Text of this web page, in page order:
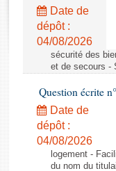
Rapports législatifs
Rapports sur
Baromètre de
Dossiers législatifs
Budget et sécurité
Questions écrites
Comptes rendus
Date de
dépôt :
04/08/2026
sécurité des
et de secours -
Question écrite
Date de
dépôt :
04/08/2026
logement -
du nom du